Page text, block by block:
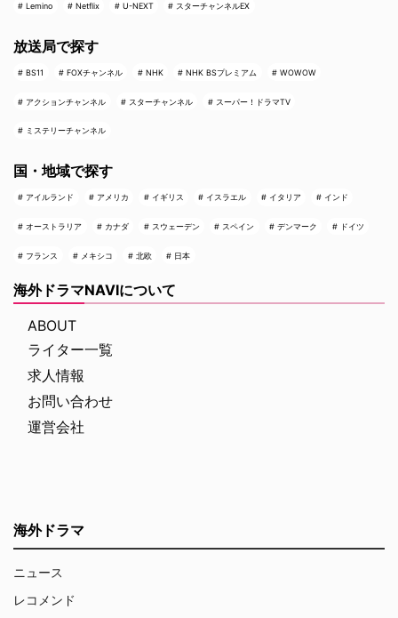
Lemino Netflix U-NEXT スターチャンネルEX
放送局で探す
BS11 FOXチャンネル NHK NHK BSプレミアム WOWOW
アクションチャンネル スターチャンネル スーパー！ドラマTV
ミステリーチャンネル
国・地域で探す
アイルランド アメリカ イギリス イスラエル イタリア インド
オーストラリア カナダ スウェーデン スペイン デンマーク ドイツ
フランス メキシコ 北欧 日本
海外ドラマNAVIについて
ABOUT
ライター一覧
求人情報
お問い合わせ
運営会社
海外ドラマ
ニュース
レコメンド